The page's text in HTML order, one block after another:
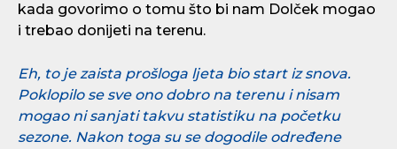
kada govorimo o tomu što bi nam Dolček mogao
i trebao donijeti na terenu.
Eh, to je zaista prošloga ljeta bio start iz snova.
Poklopilo se sve ono dobro na terenu i nisam
mogao ni sanjati takvu statistiku na početku
sezone. Nakon toga su se dogodile određene